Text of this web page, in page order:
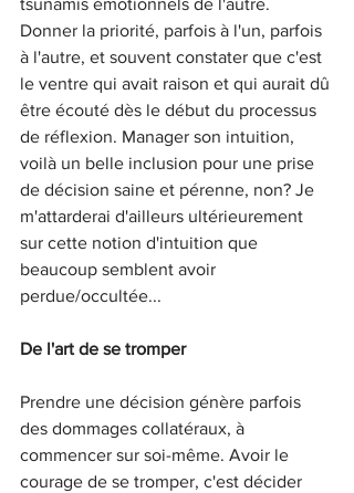
tsunamis émotionnels de l'autre.
Donner la priorité, parfois à l'un, parfois
à l'autre, et souvent constater que c'est
le ventre qui avait raison et qui aurait dû
être écouté dès le début du processus
de réflexion. Manager son intuition,
voilà un belle inclusion pour une prise
de décision saine et pérenne, non? Je
m'attarderai d'ailleurs ultérieurement
sur cette notion d'intuition que
beaucoup semblent avoir
perdue/occultée...
De l'art de se tromper
Prendre une décision génère parfois
des dommages collatéraux, à
commencer sur soi-même. Avoir le
courage de se tromper, c'est décider